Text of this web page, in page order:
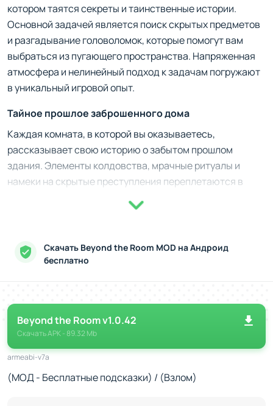
котором таятся секреты и таинственные истории.
Основной задачей является поиск скрытых предметов
и разгадывание головоломок, которые помогут вам
выбраться из пугающего пространства. Напряженная
атмосфера и нелинейный подход к задачам погружают
в уникальный игровой опыт.
Тайное прошлое заброшенного дома
Каждая комната, в которой вы оказываетесь,
рассказывает свою историю о забытом прошлом
здания. Элементы колдовства, мрачные ритуалы и
намеки на скрытые преступления переплетаются в
которое постепенно раскрывается через собранные
необычные подсказки и сталкиваетесь с необычными
персонажами, которые хранят ключи к тайнам этого
Как добиться успеха?
Исследуйте каждую локацию внимательно, ищите
скрытые объекты.
Используйте доступные подсказки, чтобы
Премиальная версия открывает дополнительные
Скачать Beyond the Room MOD на Андроид
бесплатно
Beyond the Room v1.0.42
СкачатьAPK- 89.32 Mb
armeabi-v7a
(МОД - Бесплатные подсказки) / (Взлом)